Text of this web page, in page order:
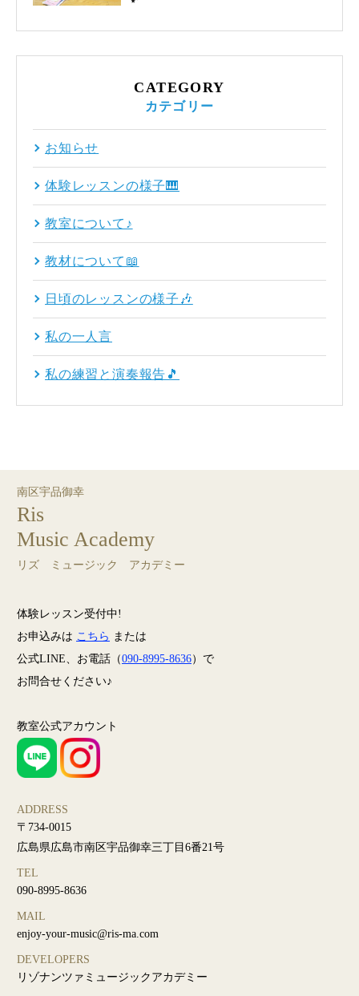
CATEGORY
カテゴリー
お知らせ
体験レッスンの様子🎹
教室について♪
教材について📖
日頃のレッスンの様子🎶
私の一人言
私の練習と演奏報告🎵
南区宇品御幸
Ris
Music Academy
リズ ミュージック アカデミー
体験レッスン受付中!
お申込みは こちら または
公式LINE、お電話（090-8995-8636）で
お問合せください♪
教室公式アカウント
ADDRESS
〒734-0015
広島県広島市南区宇品御幸三丁目6番21号
TEL
090-8995-8636
MAIL
enjoy-your-music@ris-ma.com
DEVELOPERS
リゾナンツァミュージックアカデミー